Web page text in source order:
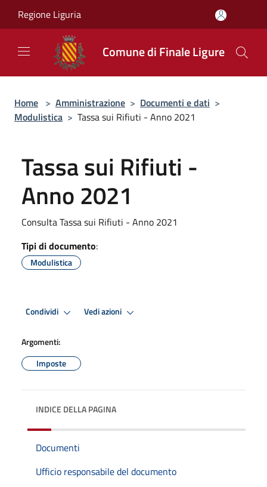
Regione Liguria
Comune di Finale Ligure
Home > Amministrazione > Documenti e dati >
Modulistica > Tassa sui Rifiuti - Anno 2021
Tassa sui Rifiuti -
Anno 2021
Consulta Tassa sui Rifiuti - Anno 2021
Tipi di documento:
Modulistica
Condividi Vedi azioni
Argomenti:
Imposte
INDICE DELLA PAGINA
Documenti
Ufficio responsabile del documento